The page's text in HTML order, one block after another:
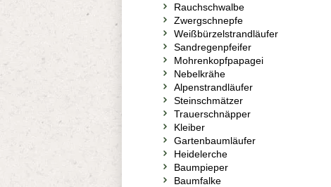
Rauchschwalbe
Zwergschnepfe
Weißbürzelstrandläufer
Sandregenpfeifer
Mohrenkopfpapagei
Nebelkrähe
Alpenstrandläufer
Steinschmätzer
Trauerschnäpper
Kleiber
Gartenbaumläufer
Heidelerche
Baumpieper
Baumfalke